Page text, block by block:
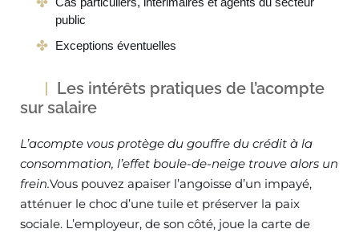
public
Exceptions éventuelles
Les intérêts pratiques de l’acompte
sur salaire
L’acompte vous protège du gouffre du crédit à la
consommation, l’effet boule-de-neige trouve alors un
frein.Vous pouvez apaiser l’angoisse d’un impayé,
atténuer le choc d’une tuile et préserver la paix
sociale. L’employeur, de son côté, joue la carte de